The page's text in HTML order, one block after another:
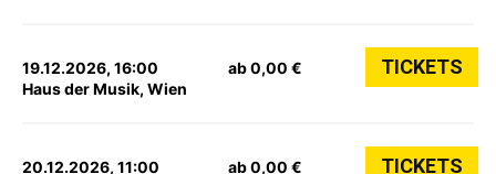
19.12.2026, 16:00
Haus der Musik, Wien
ab 0,00 € TICKETS
20.12.2026, 11:00
ab 0,00 € TICKETS